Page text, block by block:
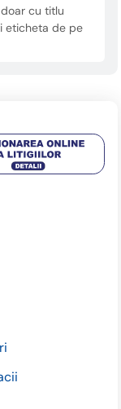
cu titlu
eticheta de pe